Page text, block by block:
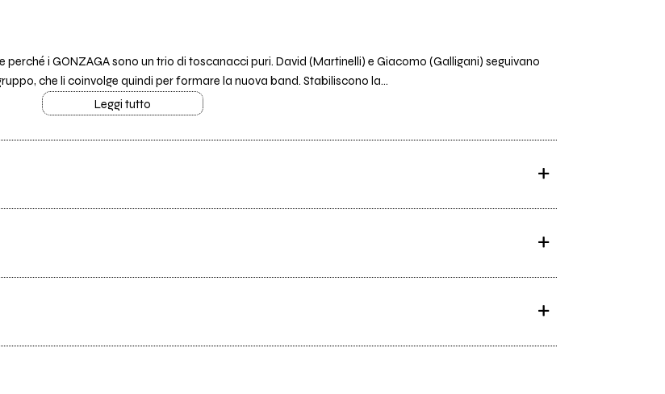
i GONZAGA sono un trio di toscanacci puri. David (Martinelli) e Giacomo (Galligani) seguivano
che li coinvolge quindi per formare la nuova band. Stabiliscono la...
Leggi tutto